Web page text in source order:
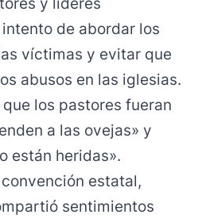
de abordar los
víctimas y evitar que
abusos en las iglesias.
los pastores fueran
a las ovejas» y
están heridas».
estatal,
sentimientos